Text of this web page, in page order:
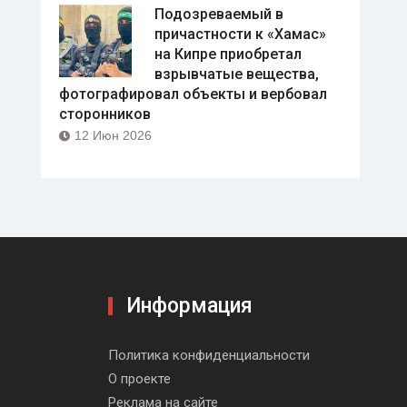
Подозреваемый в
причастности к «Хамас»
на Кипре приобретал
взрывчатые вещества,
фотографировал объекты и вербовал
сторонников
12 Июн 2026
Информация
Политика конфиденциальности
О проекте
Реклама на сайте